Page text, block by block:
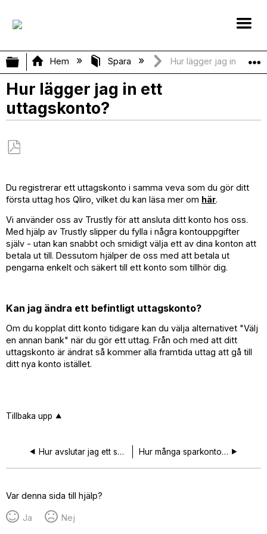
Expandera/minimera global hierarki
Hem Spara Hur lägger jag in ett
Hur lägger jag in ett
uttagskonto?
PDF
Du registrerar ett uttagskonto i samma veva som du gör ditt
första uttag hos Qliro, vilket du kan läsa mer om här.
Vi använder oss av Trustly för att ansluta ditt konto hos oss.
Med hjälp av Trustly slipper du fylla i några kontouppgifter
själv - utan kan snabbt och smidigt välja ett av dina konton att
betala ut till. Dessutom hjälper de oss med att betala ut
pengarna enkelt och säkert till ett konto som tillhör dig.
Kan jag ändra ett befintligt uttagskonto?
Om du kopplat ditt konto tidigare kan du välja alternativet "Välj
en annan bank" när du gör ett uttag. Från och med att ditt
uttagskonto är ändrat så kommer alla framtida uttag att gå till
ditt nya konto istället.
Tillbaka upp
Hur avslutar jag ett sparkonto? Hur många sparkonton kan jag ha?
Var denna sida till hjälp?
Ja Nej